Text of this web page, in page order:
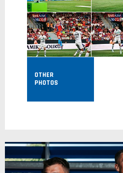
OTHER
PHOTOS